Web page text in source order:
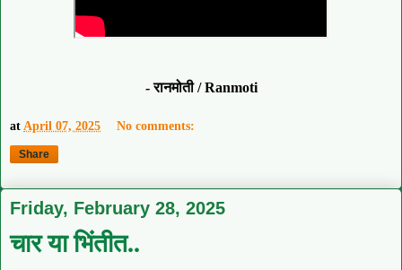
- रानमोती / Ranmoti
atApril 07, 2025 No comments:
Share
Friday, February 28, 2025
चार या भिंतीत..